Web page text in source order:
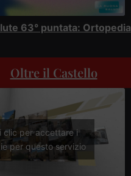
63° puntata: Ortopedia
Oltre il Castello
clic per accettare i
per questo servizio